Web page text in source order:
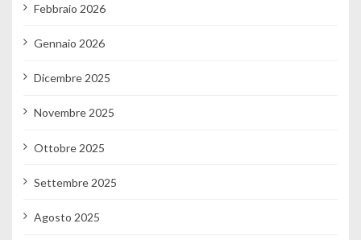
Febbraio 2026
Gennaio 2026
Dicembre 2025
Novembre 2025
Ottobre 2025
Settembre 2025
Agosto 2025